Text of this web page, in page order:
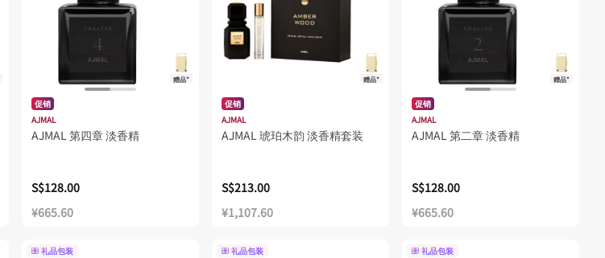
赠品*
促销
AJMAL
AJMAL 第四章 淡香精
S$128.00
¥665.60
赠品*
促销
AJMAL
AJMAL 琥珀木韵 淡香精套装
S$213.00
¥1,107.60
赠品*
促销
AJMAL
AJMAL 第二章 淡香精
S$128.00
¥665.60
礼品包装 礼品包装 礼品包装